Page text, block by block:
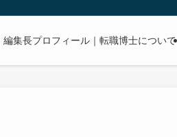
編集長プロフィール｜転職博士について